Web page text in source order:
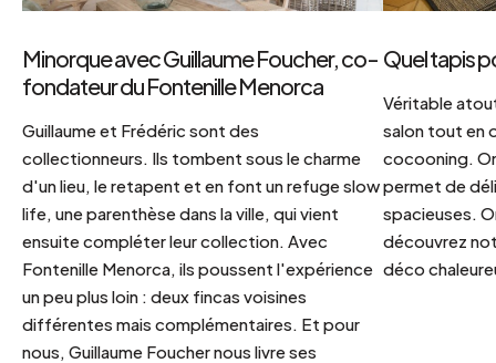
Minorque avec Guillaume Foucher, co-
fondateur du Fontenille Menorca
Guillaume et Frédéric sont des
collectionneurs. Ils tombent sous le charme
d'un lieu, le retapent et en font un refuge slow
life, une parenthèse dans la ville, qui vient
ensuite compléter leur collection. Avec
Fontenille Menorca, ils poussent l'expérience
un peu plus loin : deux fincas voisines
différentes mais complémentaires. Et pour
nous, Guillaume Foucher nous livre ses
Quel tapis
Véritable
salon tout en
cocooning.
permet de
spacieuses.
découvrez
déco